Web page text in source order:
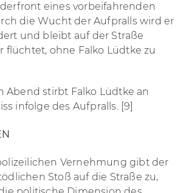
eines vorbeifahrenden
die Wucht der Aufpralls wird er
und bleibt auf der Straße
flüchtet, ohne Falko Lüdtke zu
Abend stirbt Falko Lüdtke an
infolge des Aufpralls. [9]
Vernehmung gibt der
Stoß auf die Straße zu,